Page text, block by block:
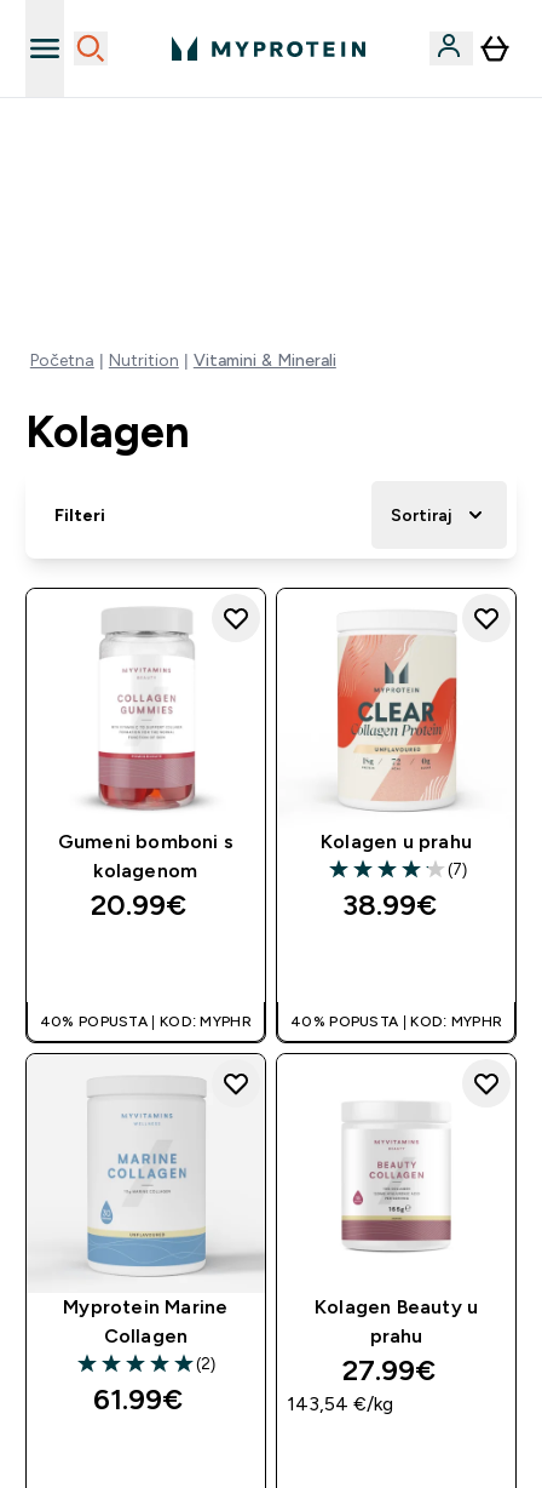
Početna Nutrition Vitamini & Minerali
Kolagen
Filteri Sortiraj
Gumeni bomboni s
kolagenom
20.99€‎
40% POPUSTA | KOD: MYPHR
Kolagen u prahu
4.14 out of 5 stars
(7)
38.99€‎
40% POPUSTA | KOD: MYPHR
Myprotein Marine
Collagen
5 out of 5 stars
(2)
61.99€‎
Kolagen Beauty u
prahu
27.99€‎
143,54 €‎/kg